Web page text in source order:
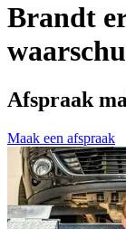
Brandt
Afspraak
Maak een afspraak